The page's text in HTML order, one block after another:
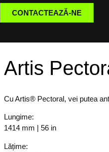
CONTACTEAZĂ-NE
Artis
Cu Artis® Pectoral, vei putea
Lungime:
1414 mm | 56 in
Lățime: